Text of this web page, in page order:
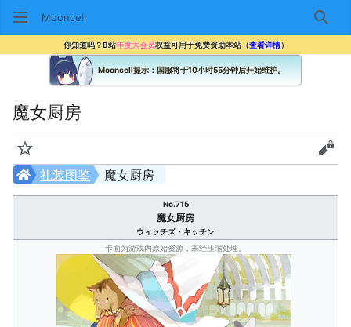
Mooncell 搜索
你知道吗？B站年度大会员权益可用于免费资助本站（查看详情）
Mooncell提示：国服将于10小时55分钟后开始维护。
魔女厨房
监视 查看
魔女厨房
礼装图鉴
No.715
魔女厨房
ウィッチズ・キッチン
卡面为游戏内原始资源，未经压缩处理。